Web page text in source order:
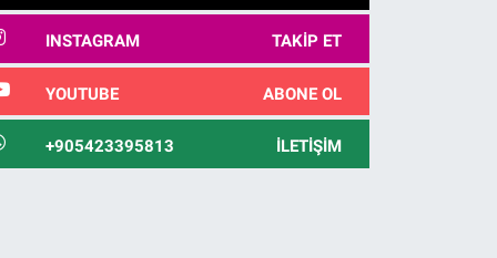
INSTAGRAM TAKIP ET
YOUTUBE ABONE OL
+905423395813 İLETIŞIM